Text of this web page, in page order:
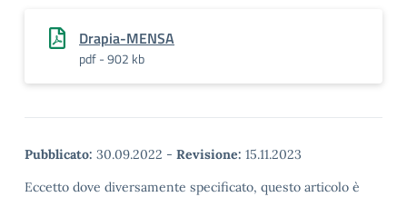
Drapia-MENSA
pdf - 902 kb
Pubblicato: 30.09.2022 - Revisione: 15.11.2023
Eccetto dove diversamente specificato, questo articolo è